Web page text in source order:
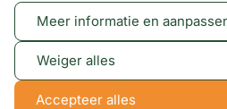
Meer informatie en
Weiger alles
Accepteer alles
Santika Mind/Mind 160 cm
(1 review)